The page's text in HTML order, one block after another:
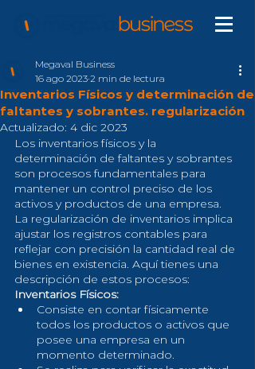
Inventarios Físicos y determinación de
faltantes y sobrantes. regularización
Megaval Business
16 ago 2023 2 min de lectura
Actualizado: 4 dic 2023
Los inventarios físicos y la
determinación de faltantes y sobrantes
son procesos fundamentales para
mantener un control preciso de los
activos y productos de una empresa.
La regularización de inventarios implica
ajustar los registros contables para
reflejar con precisión la cantidad real de
bienes en existencia. Aquí tienes una
descripción de estos procesos:
Inventarios Físicos:
Consiste en contar físicamente
todos los productos o activos que
posee una empresa en un
momento determinado.